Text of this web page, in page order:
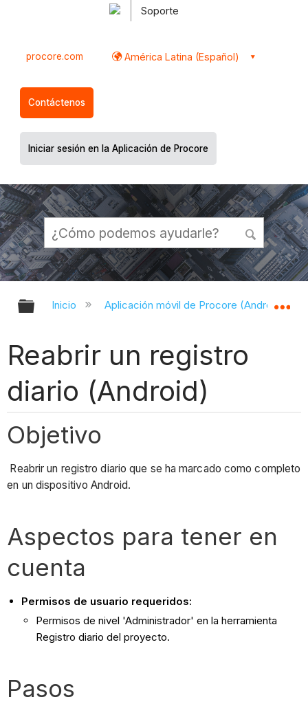
Soporte
procore.com América Latina (Español)
Contáctenos
Iniciar sesión en la Aplicación de Procore
Expandir/contraer jerarquía global
Inicio Aplicación móvil de Procore (Android)
Reabrir un registro
diario (Android)
Objetivo
Reabrir un registro diario que se ha marcado como completo
en un dispositivo Android.
Aspectos para tener en
cuenta
Permisos de usuario requeridos:
Permisos de nivel 'Administrador' en la herramienta
Registro diario del proyecto.
Pasos